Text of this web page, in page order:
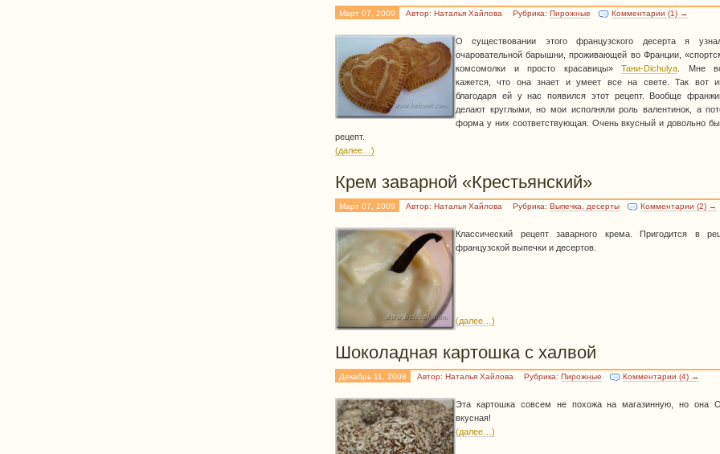
Март 07, 2009 Автор: Наталья Хайлова Рубрика: Пирожные Комментарии (1) →
О существовании этого французского десерта я
очаровательной барышни, проживающей во Франции,
комсомолки и просто красавицы» Тани-Dichulya . Мне
кажется, что она знает и умеет все на свете. Так вот
благодаря ей у нас появился этот рецепт. Вообще
делают круглыми, но мои исполняли роль валентинок, а
форма у них соответствующая. Очень вкусный и довольно
рецепт.
(далее…)
Крем заварной «Крестьянский»
Март 07, 2009 Автор: Наталья Хайлова Рубрика: Выпечка, десерты Комментарии (2) →
Классический рецепт заварного крема. Пригодится в
французской выпечки и десертов.
(далее…)
Шоколадная картошка с халвой
Декабрь 11, 2008 Автор: Наталья Хайлова Рубрика: Пирожные Комментарии (4) →
Эта картошка совсем не похожа на магазинную, но она
вкусная!
(далее…)